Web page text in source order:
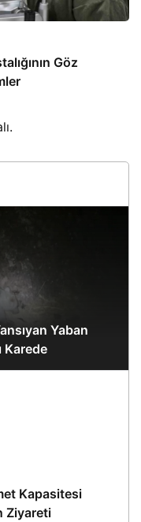
Göz
Yaban
Karede
Kapasitesi
Ziyareti